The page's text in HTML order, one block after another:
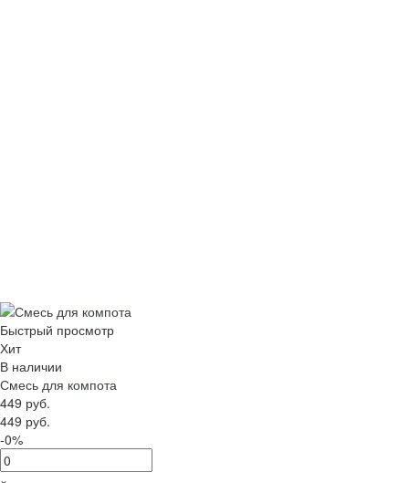
Быстрый просмотр
Хит
В наличии
Смесь для компота
449 руб.
449 руб.
-0%